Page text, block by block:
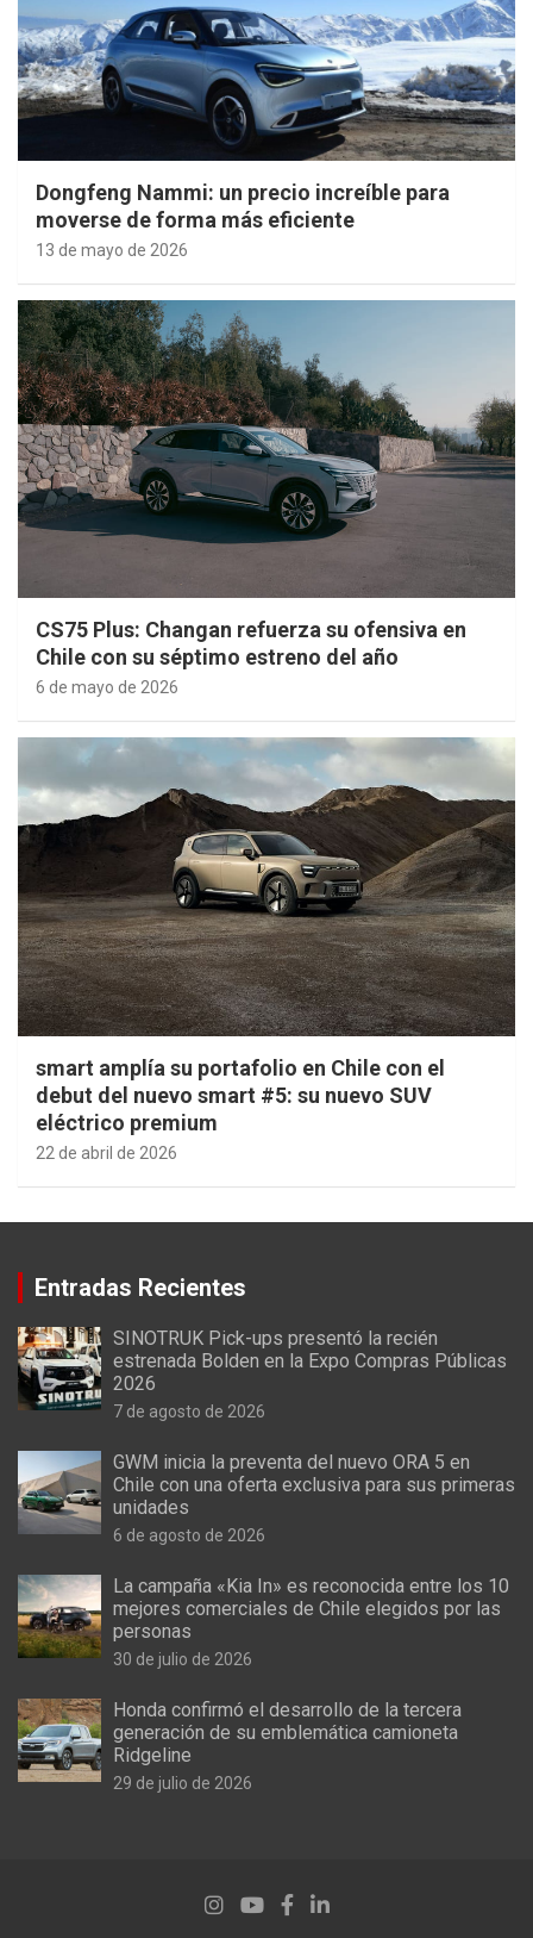
Dongfeng Nammi: un precio increíble para
moverse de forma más eficiente
13 de mayo de 2026
CS75 Plus: Changan refuerza su ofensiva en
Chile con su séptimo estreno del año
6 de mayo de 2026
smart amplía su portafolio en Chile con el
debut del nuevo smart #5: su nuevo SUV
eléctrico premium
22 de abril de 2026
Entradas Recientes
SINOTRUK Pick-ups presentó la recién
estrenada Bolden en la Expo Compras Públicas
2026
7 de agosto de 2026
GWM inicia la preventa del nuevo ORA 5 en
Chile con una oferta exclusiva para sus primeras
unidades
6 de agosto de 2026
La campaña «Kia In» es reconocida entre los 10
mejores comerciales de Chile elegidos por las
personas
30 de julio de 2026
Honda confirmó el desarrollo de la tercera
generación de su emblemática camioneta
Ridgeline
29 de julio de 2026